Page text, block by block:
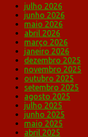
julho 2026
junho 2026
maio 2026
abril 2026
março 2026
janeiro 2026
dezembro 2025
novembro 2025
outubro 2025
setembro 2025
agosto 2025
julho 2025
junho 2025
maio 2025
abril 2025